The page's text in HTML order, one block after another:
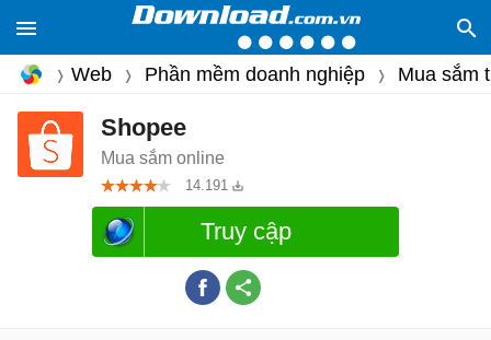
Web Phần mềm doanh nghiệp Mua sắm
Shopee
Mua sắm online
14.191
Truy cập